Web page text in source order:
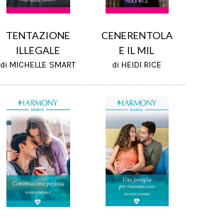
TENTAZIONE
ILLEGALE
di MICHELLE SMART
CENERENTOLA
E IL MIL
di HEIDI RICE